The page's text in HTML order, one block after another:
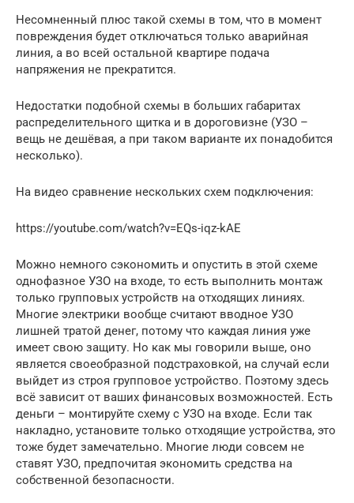
Несомненный плюс такой схемы в том, что в момент
повреждения будет отключаться только аварийная
линия, а во всей остальной квартире подача
напряжения не прекратится.
Недостатки подобной схемы в больших габаритах
распределительного щитка и в дороговизне (УЗО –
вещь не дешёвая, а при таком варианте их понадобится
несколько).
На видео сравнение нескольких схем подключения:
https://youtube.com/watch?v=EQs-iqz-kAE
Можно немного сэкономить и опустить в этой схеме
однофазное УЗО на входе, то есть выполнить монтаж
только групповых устройств на отходящих линиях.
Многие электрики вообще считают вводное УЗО
лишней тратой денег, потому что каждая линия уже
имеет свою защиту. Но как мы говорили выше, оно
является своеобразной подстраховкой, на случай если
выйдет из строя групповое устройство. Поэтому здесь
всё зависит от ваших финансовых возможностей. Есть
деньги – монтируйте схему с УЗО на входе. Если так
накладно, установите только отходящие устройства, это
тоже будет замечательно. Многие люди совсем не
ставят УЗО, предпочитая экономить средства на
собственной безопасности.